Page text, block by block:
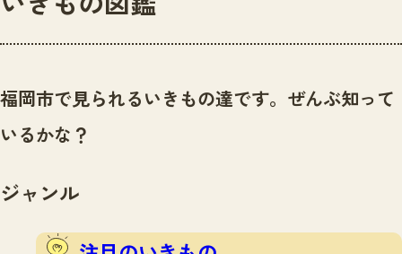
センター紹介
センター紹介TOP
サイトポリシー
ニュース
いきものガイド
注目のいきもの
イベント
福岡市で見られるいきもの達です。ぜんぶ知って
いるかな？
ジャンル